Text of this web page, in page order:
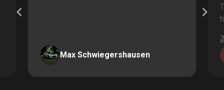
Max Schwiegershausen